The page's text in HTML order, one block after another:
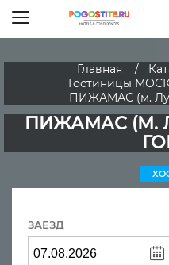
Главная
Гостиницы
ПИЖАМАС (м.
ПИЖАМАС (М.
ЗАЕЗД